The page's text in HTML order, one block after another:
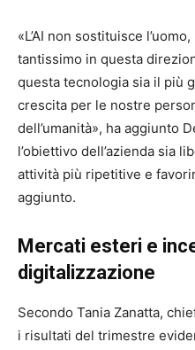
«L’AI non sostituisce
tantissimo in questa
questa tecnologia sia il più
crescita per le nostre
dell’umanità», ha aggiunto
l’obiettivo dell’azienda sia
attività più ripetitive e
aggiunto.
Mercati esteri e
digitalizzazione
Secondo Tania Zanatta,
i risultati del trimestre